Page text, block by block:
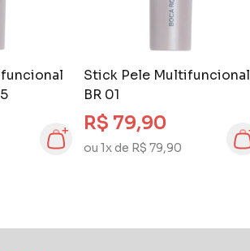
Stick Pele Multifuncional
BR 01
R$ 79,90
ou 1x de R$ 79,90